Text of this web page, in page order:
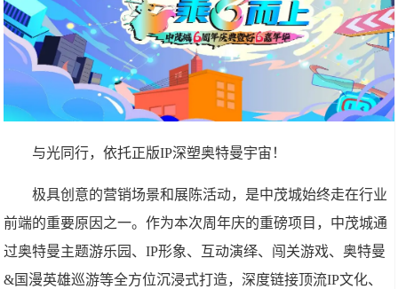
与光同行，依托正版IP深塑奥特曼宇宙！
极具创意的营销场景和展陈活动，是中茂城始终走在行业
前端的重要原因之一。作为本次周年庆的重磅项目，中茂城通
过奥特曼主题游乐园、IP形象、互动演绎、闯关游戏、奥特曼
&国漫英雄巡游等全方位沉浸式打造，深度链接顶流IP文化、